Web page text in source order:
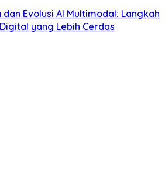
Evolusi AI Multimodal: Langkah
yang Lebih Cerdas